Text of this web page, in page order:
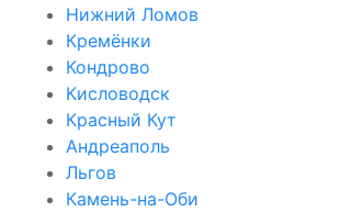
Нижний Ломов
Кремёнки
Кондрово
Кисловодск
Красный Кут
Андреаполь
Льгов
Камень-на-Оби